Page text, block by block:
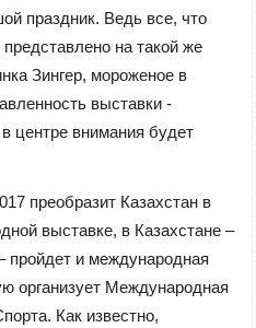
праздник. Ведь все, что
на такой же
Зингер, мороженое в
выставки -
центре внимания будет
преобразит Казахстан в
выставке, в Казахстане –
и международная
организует Международная
Как известно,